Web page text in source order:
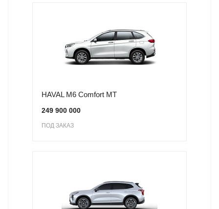
HAVAL M6 Comfort MT
249 900 000
ПОД ЗАКАЗ